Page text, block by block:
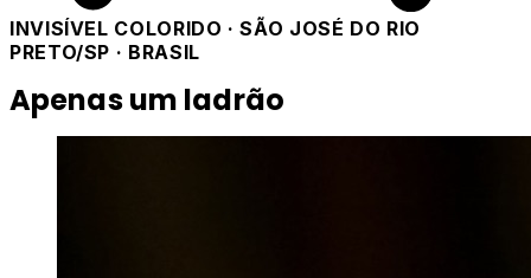
INVISÍVEL COLORIDO · SÃO JOSÉ DO RIO
PRETO/SP · BRASIL
Apenas um ladrão